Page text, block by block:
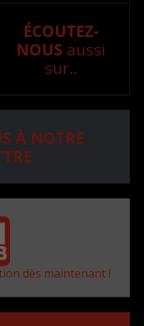
ÉCOUTEZ-
NOUS aussi
sur..
À NOTRE
dès maintenant !